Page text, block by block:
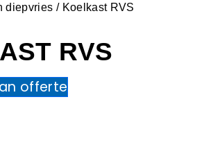
diepvries / Koelkast RVS
RVS
offerte